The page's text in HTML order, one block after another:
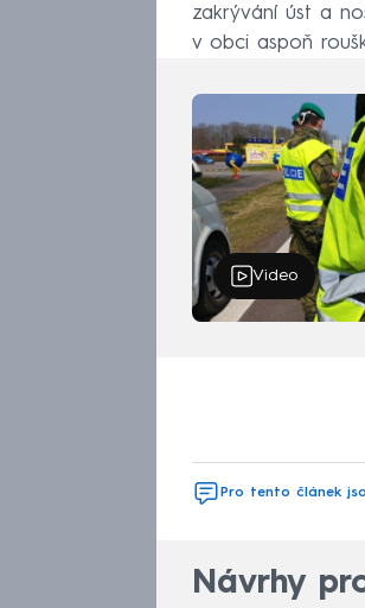
zakrývání úst a
v obci aspoň
Video
Pro tento článek
Návrhy